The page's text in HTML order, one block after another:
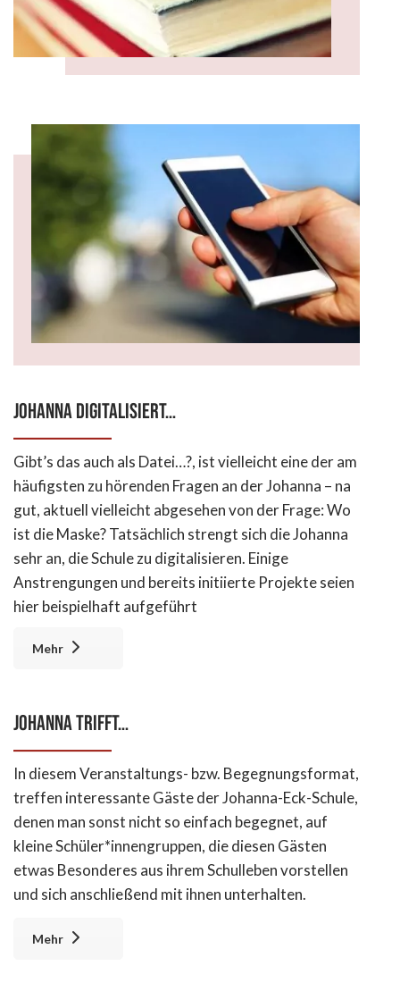
Johanna digitalisiert…
Gibt’s das auch als Datei…?, ist vielleicht eine der am
häufigsten zu hörenden Fragen an der Johanna – na
gut, aktuell vielleicht abgesehen von der Frage: Wo
ist die Maske? Tatsächlich strengt sich die Johanna
sehr an, die Schule zu digitalisieren. Einige
Anstrengungen und bereits initiierte Projekte seien
hier beispielhaft aufgeführt
Mehr
Johanna trifft…
In diesem Veranstaltungs- bzw. Begegnungsformat,
treffen interessante Gäste der Johanna-Eck-Schule,
denen man sonst nicht so einfach begegnet, auf
kleine Schüler*innengruppen, die diesen Gästen
etwas Besonderes aus ihrem Schulleben vorstellen
und sich anschließend mit ihnen unterhalten.
Mehr